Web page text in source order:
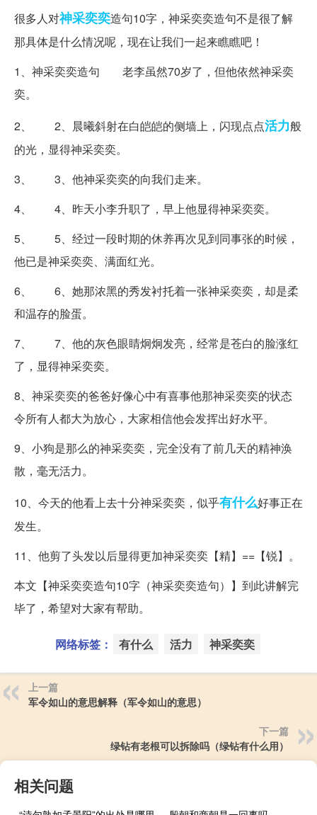
很多人对神采奕奕造句10字，神采奕奕造句不是很了解
那具体是什么情况呢，现在让我们一起来瞧瞧吧！
1、神采奕奕造句 老李虽然70岁了，但他依然神采奕
奕。
2、 2、晨曦斜射在白皑皑的侧墙上，闪现点点活力般
的光，显得神采奕奕。
3、 3、他神采奕奕的向我们走来。
4、 4、昨天小李升职了，早上他显得神采奕奕。
5、 5、经过一段时期的休养再次见到同事张的时候，
他已是神采奕奕、满面红光。
6、 6、她那浓黑的秀发衬托着一张神采奕奕，却是柔
和温存的脸蛋。
7、 7、他的灰色眼睛炯炯发亮，经常是苍白的脸涨红
了，显得神采奕奕。
8、神采奕奕的爸爸好像心中有喜事他那神采奕奕的状态
令所有人都大为放心，大家相信他会发挥出好水平。
9、小狗是那么的神采奕奕，完全没有了前几天的精神涣
散，毫无活力。
10、今天的他看上去十分神采奕奕，似乎有什么好事正在
发生。
11、他剪了头发以后显得更加神采奕奕【精】==【锐】。
本文【神采奕奕造句10字（神采奕奕造句）】到此讲解完
毕了，希望对大家有帮助。
网络标签： 有什么 活力 神采奕奕
上一篇
军令如山的意思解释（军令如山的意思）
下一篇
绿钻有老根可以拆除吗（绿钻有什么用）
相关问题